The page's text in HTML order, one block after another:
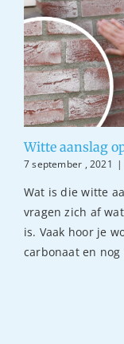
Witte aanslag
7 september , 2021 |
Wat is die witte
vragen zich af
is. Vaak hoor je
carbonaat en nog